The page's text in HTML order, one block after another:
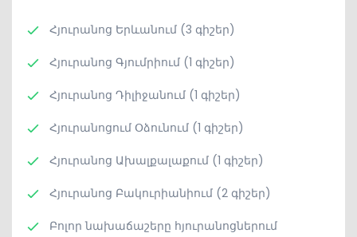
Հյուրանոց Երևանում (3 գիշեր)
Հյուրանոց Գյումրիում (1 գիշեր)
Հյուրանոց Դիլիջանում (1 գիշեր)
Հյուրանոցում Օձունում (1 գիշեր)
Հյուրանոց Ախալքալաքում (1 գիշեր)
Հյուրանոց Բակուրիանիում (2 գիշեր)
Բոլոր նախաճաշերը հյուրանոցներում